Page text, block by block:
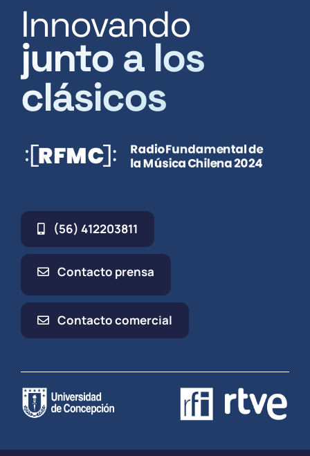
Innovando
junto a los
clásicos
(56) 412203811
Contacto prensa
Contacto comercial